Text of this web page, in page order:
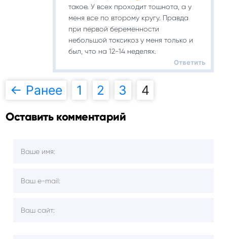
такое. У всех проходит тошнота, а у
меня все по второму кругу. Правда
при первой беременности
небольшой токсикоз у меня только и
был, что на 12-14 неделях.
Ответить
Навигация
комментариям
← Ранее 1 2 3 4
Оставить комментарий